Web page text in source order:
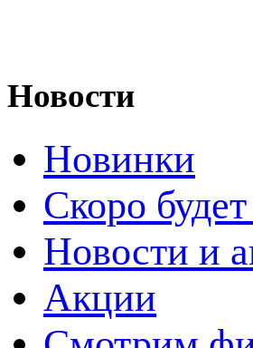
Новости
Новинки
Скоро
Новости и
Акции